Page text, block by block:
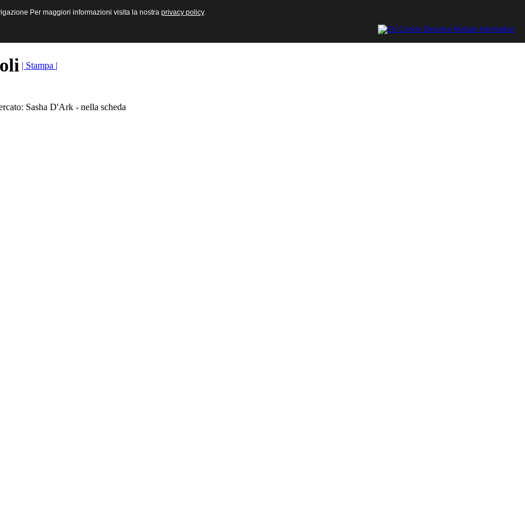
e Multimediali
| Stampa |
Sasha D'Ark - nella scheda
Per maggiori informazioni visita la nostra privacy policy.
Per maggiori informazioni visita la nostra privacy policy.